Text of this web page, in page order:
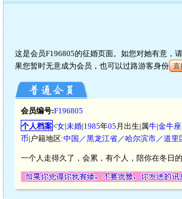
这是会员F196805的征婚页面。如您对她有意，
果您暂时无意成为会员，也可以过路游客身份 直
会员编号:F196805
个人档案<女|未婚|1985年05 月出生|属牛|金牛座
币|户籍地区:中国／黑龙江省／哈尔滨市／道里
一个人走得久了，会累，有个人，陪你在冬日